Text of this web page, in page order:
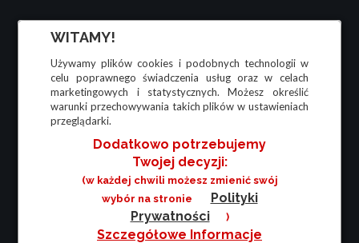
WITAMY!
Używamy plików cookies i podobnych technologii w
celu poprawnego świadczenia usług oraz w celach
marketingowych i statystycznych. Możesz określić
warunki przechowywania takich plików w ustawieniach
przeglądarki.
Dodatkowo potrzebujemy
Twojej decyzji:
(w każdej chwili możesz zmienić swój
wybór na stronie
Polityki
Prywatności
)
Szczegółowe Informacje